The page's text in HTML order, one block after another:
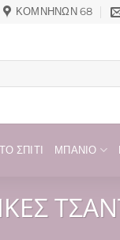
ΚΟΜΝΗΝΏΝ 68
ΣΠΊΤΙ ΜΠΆΝΙΟ